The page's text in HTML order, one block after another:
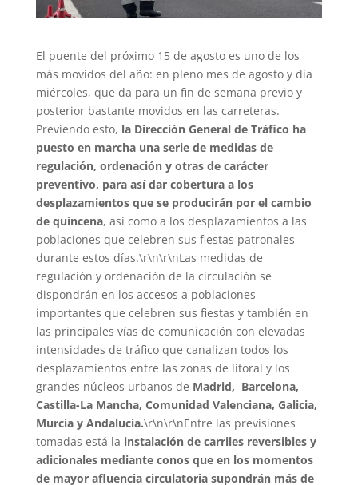
El puente del próximo 15 de agosto es uno de los
más movidos del año: en pleno mes de agosto y día
miércoles, que da para un fin de semana previo y
posterior bastante movidos en las carreteras.
Previendo esto, la Dirección General de Tráfico ha
puesto en marcha una serie de medidas de
regulación, ordenación y otras de carácter
preventivo, para así dar cobertura a los
desplazamientos que se producirán por el cambio
de quincena, así como a los desplazamientos a las
poblaciones que celebren sus fiestas patronales
durante estos días.\r\n\r\nLas medidas de
regulación y ordenación de la circulación se
dispondrán en los accesos a poblaciones
importantes que celebren sus fiestas y también en
las principales vías de comunicación con elevadas
intensidades de tráfico que canalizan todos los
desplazamientos entre las zonas de litoral y los
grandes núcleos urbanos de Madrid, Barcelona,
Castilla-La Mancha, Comunidad Valenciana, Galicia,
Murcia y Andalucía.\r\n\r\nEntre las previsiones
tomadas está la instalación de carriles reversibles y
adicionales mediante conos que en los momentos
de mayor afluencia circulatoria supondrán más de